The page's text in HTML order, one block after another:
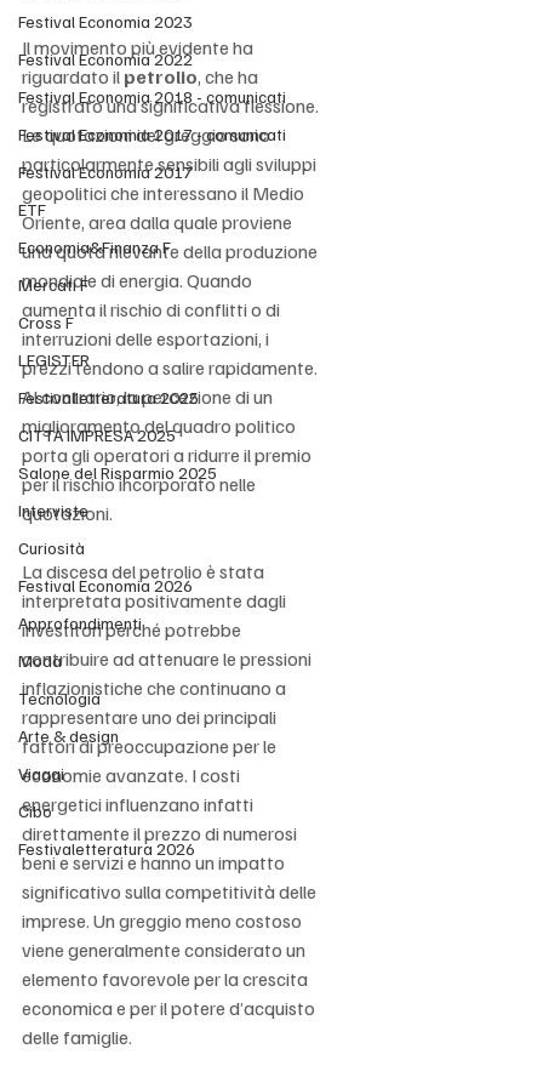
Festival Economia 2023
Festival Economia 2022
Festival Economia 2018 - comunicati
Festival Economia 2017 - comunicati
Festival Economia 2017
ETF
Economia&Finanza F
Mercati F
Cross F
LEGISTER
Festivalletteratura 2025
CITTÀ IMPRESA 2025
Salone del Risparmio 2025
Interviste
Curiosità
Festival Economia 2026
Approfondimenti
Moda
Tecnologia
Arte & design
Viaggi
Cibo
Festivaletteratura 2026
Il movimento più evidente ha
riguardato il petrolio, che ha
registrato una significativa flessione.
Le quotazioni del greggio sono
particolarmente sensibili agli sviluppi
geopolitici che interessano il Medio
Oriente, area dalla quale proviene
una quota rilevante della produzione
mondiale di energia. Quando
aumenta il rischio di conflitti o di
interruzioni delle esportazioni, i
prezzi tendono a salire rapidamente.
Al contrario, la percezione di un
miglioramento del quadro politico
porta gli operatori a ridurre il premio
per il rischio incorporato nelle
quotazioni.
La discesa del petrolio è stata
interpretata positivamente dagli
investitori perché potrebbe
contribuire ad attenuare le pressioni
inflazionistiche che continuano a
rappresentare uno dei principali
fattori di preoccupazione per le
economie avanzate. I costi
energetici influenzano infatti
direttamente il prezzo di numerosi
beni e servizi e hanno un impatto
significativo sulla competitività delle
imprese. Un greggio meno costoso
viene generalmente considerato un
elemento favorevole per la crescita
economica e per il potere d’acquisto
delle famiglie.